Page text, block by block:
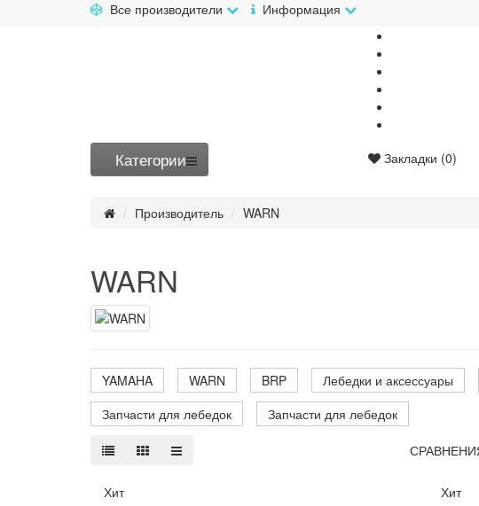
Все производители Информация
Категории Закладки (0)
Производитель WARN
WARN
YAMAHA WARN BRP Лебедки и аксессуары
Запчасти для лебедок
Запчасти для лебедок
Хит Хит